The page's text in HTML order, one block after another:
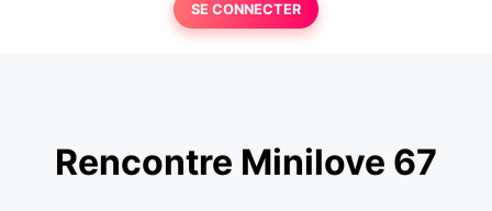
SE CONNECTER
Rencontre Minilove 67